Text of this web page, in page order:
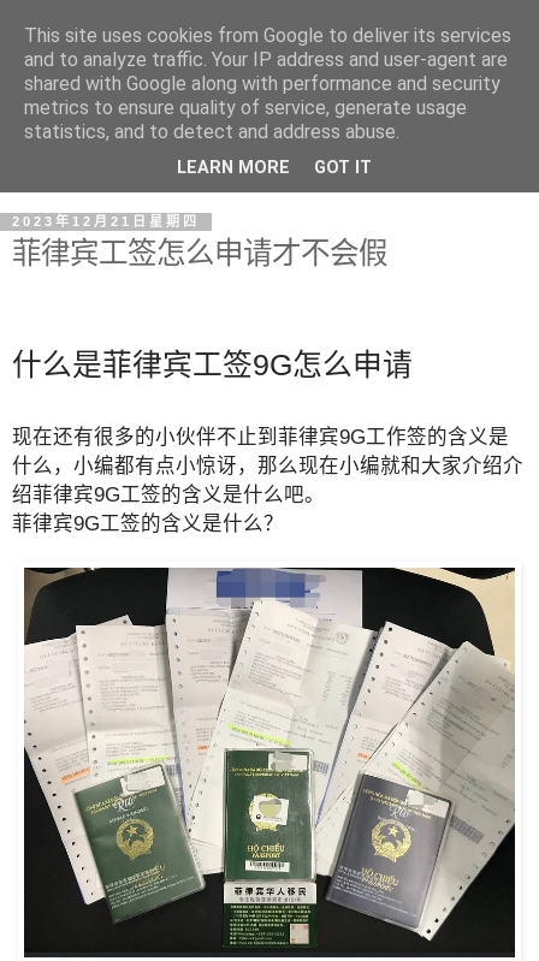
2023年12月21日星期四
菲律宾工签怎么申请才不会假
什么是菲律宾工签9G怎么申请
现在还有很多的小伙伴不止到菲律宾9G工作签的含义是
什么，小编都有点小惊讶，那么现在小编就和大家介绍介
绍菲律宾9G工签的含义是什么吧。
菲律宾9G工签的含义是什么？
This site uses cookies from Google to deliver its services
and to analyze traffic. Your IP address and user-agent are
shared with Google along with performance and security
metrics to ensure quality of service, generate usage
statistics, and to detect and address abuse.
LEARN MORE GOT IT